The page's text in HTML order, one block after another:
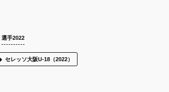
選手2022
セレッソ大阪U-18（2022）